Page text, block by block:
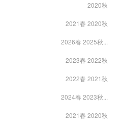
2020秋
2021春 2020秋
2026春 2025秋...
2023春 2022秋
2022春 2021秋
2024春 2023秋...
2021春 2020秋